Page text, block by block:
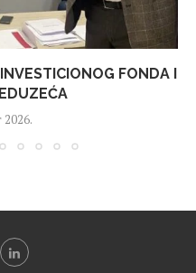
FONDA I
2026.